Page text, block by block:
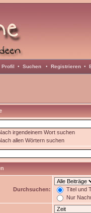
Profil • Suchen • Registrieren •
irgendeinem Wort suchen
allen Wörtern suchen
Durchsuchen:
Titel und
Nur